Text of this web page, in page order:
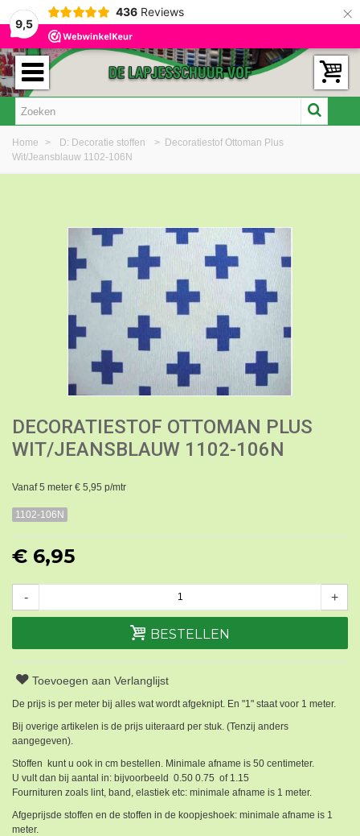
9,5
436 Reviews ×
Home > D: Decoratie stoffen > Decoratiestof Ottoman Plus
Wit/Jeansblauw 1102-106N
DECORATIESTOF OTTOMAN PLUS
WIT/JEANSBLAUW 1102-106N
Vanaf 5 meter € 5,95 p/mtr
1102-106N
€ 6,95
- +
BESTELLEN
Toevoegen aan Verlanglijst
De prijs is per meter bij alles wat wordt afgeknipt. En "1" staat voor 1 meter.
Bij overige artikelen is de prijs uiteraard per stuk. (Tenzij anders
aangegeven).
Stoffen kunt u ook in cm bestellen. Minimale afname is 50 centimeter.
U vult dan bij aantal in: bijvoorbeeld 0.50 0.75 of 1.15
Fournituren zoals lint, band, elastiek etc: minimale afname is 1 meter.
Afgeprijsde stoffen en de stoffen in de koopjeshoek: minimale afname is 1
meter.